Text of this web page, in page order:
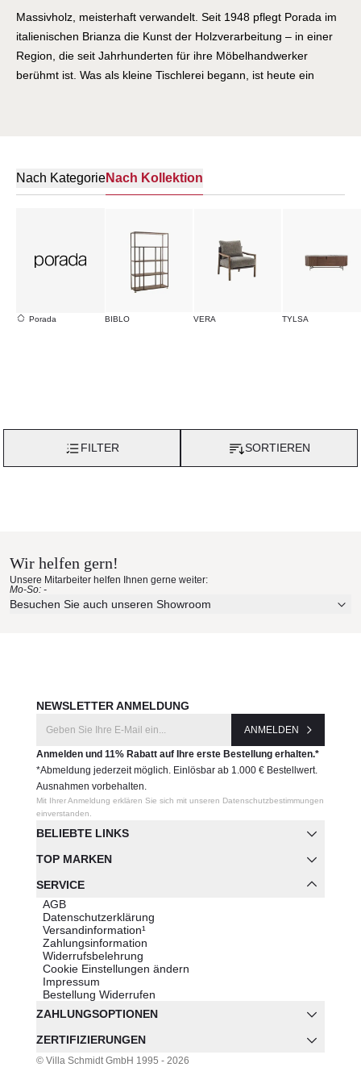
Massivholz, meisterhaft verwandelt. Seit 1948 pflegt Porada im
italienischen Brianza die Kunst der Holzverarbeitung – in einer
Region, die seit Jahrhunderten für ihre Möbelhandwerker
berühmt ist. Was als kleine Tischlerei begann, ist heute ein
scheinen. Stühle, deren Formen fließen wie Wasser. Regale und
Generationen verfeinert haben – und Designer wie Emmanuel
Gallina, die diesem Wissen zeitgenössische Formen verleihen.
Porada verbindet die Wärme des natürlichen Materials mit der
Präzision italienischen Designs. Möbel, die man berühren
Nach KategorieNach Kollektion
Porada BIBLO VERA TYLSA
FILTER SORTIEREN
Wir helfen gern!
Unsere Mitarbeiter helfen Ihnen gerne weiter:
Mo-So: -
Besuchen Sie auch unseren Showroom
BELIEBTE LINKS
TOP MARKEN
SERVICE
AGB
Datenschutzerklärung
Versandinformation¹
Zahlungsinformation
Widerrufsbelehrung
Cookie Einstellungen ändern
Impressum
Bestellung Widerrufen
NEWSLETTER ANMELDUNG
ANMELDEN
Anmelden und 11% Rabatt auf Ihre erste Bestellung erhalten.*
*Abmeldung jederzeit möglich. Einlösbar ab 1.000 € Bestellwert.
Ausnahmen vorbehalten.
Mit Ihrer Anmeldung erklären Sie sich mit unseren Datenschutzbestimmungen
einverstanden.
ZAHLUNGSOPTIONEN
ZERTIFIZIERUNGEN
© Villa Schmidt GmbH 1995 - 2026